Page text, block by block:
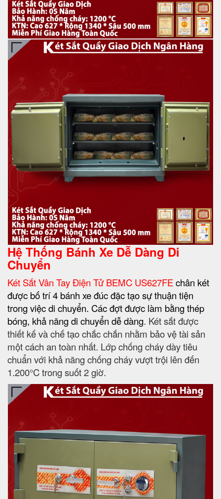
Hệ Thống Bánh Xe Dễ Dàng Di
Chuyển
Két Sắt Vân Tay Điện Tử BEMC US627FEchân két
được bố trí 4 bánh xe đúc đặc tạo sự thuận tiện
trong việc di chuyển. Các đợt được làm bằng thép
bóng, khả năng di chuyển dễ dàng. Két sắt được
thiết kế và chế tạo chắc chắn nhằm bảo vệ tài sản
một cách an toàn nhất. Lớp chống cháy dày tiêu
chuẩn với khả năng chống cháy vượt trội lên đến
1.200°C trong suốt 2 giờ.